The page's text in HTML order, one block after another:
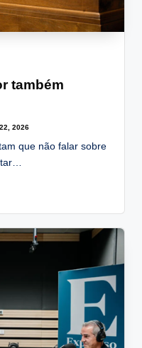
também
2026
que não falar sobre